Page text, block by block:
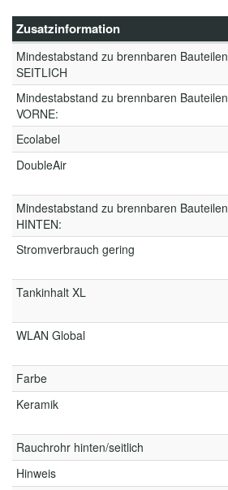
Zusatzinformation
Mindestabstand zu brennbaren Bauteilen
SEITLICH
Mindestabstand zu brennbaren Bauteilen
VORNE:
Ecolabel
DoubleAir
Mindestabstand zu brennbaren Bauteilen
HINTEN:
Stromverbrauch gering
Tankinhalt XL
WLAN Global
Farbe
Keramik
Rauchrohr hinten/seitlich
Hinweis